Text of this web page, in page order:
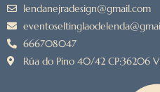
lendanejradesign@gmail.com
666708047
Rúa do Pino 40/42 CP:36206